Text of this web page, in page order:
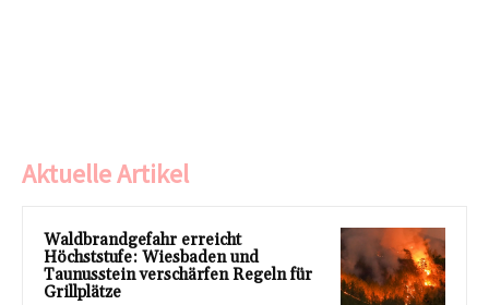
Aktuelle Artikel
Waldbrandgefahr erreicht
Höchststufe: Wiesbaden und
Taunusstein verschärfen Regeln für
Grillplätze